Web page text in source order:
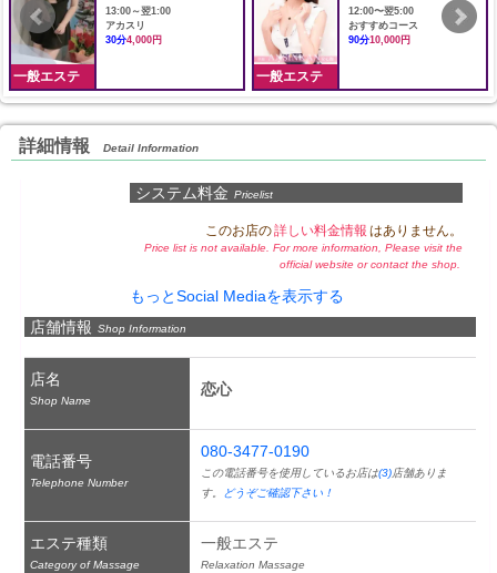
一般エステ
13:00～翌1:00
アカスリ
30分4,000円
一般エステ
12:00〜翌5:00
おすすめコース
90分10,000円
詳細情報 Detail Information
システム料金 Pricelist
このお店の詳しい料金情報 はありません。
Price list is not available. For more information, Please visit the
official website or contact the shop.
もっとSocial Mediaを表示する
店舗情報 Shop Information
店名
Shop Name
恋心
電話番号
Telephone Number
080-3477-0190
この電話番号を使用しているお店は(3)店舗ありま
す。
どうぞご確認下さい！
エステ種類
Category of Massage
一般エステ
Relaxation Massage